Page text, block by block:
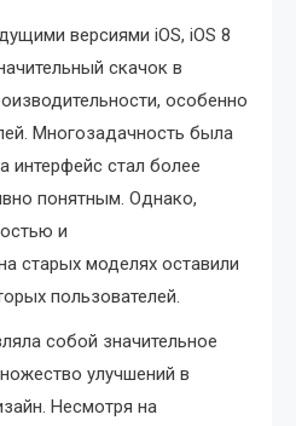
версиями iOS, iOS 8
скачок в
особенно
Многозадачность была
интерфейс стал более
понятным. Однако,
и
старых моделях оставили
пользователей.
собой значительное
улучшений в
Несмотря на